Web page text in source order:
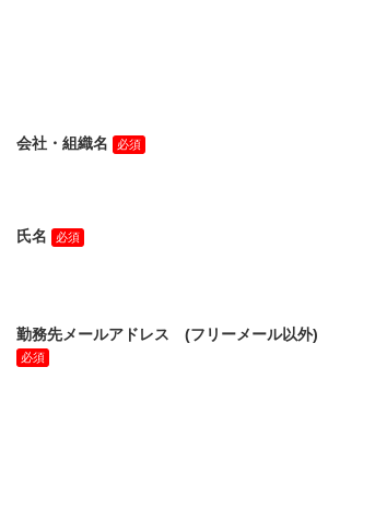
会社・組織名
氏名
勤務先メールアドレス (フリーメール以外)